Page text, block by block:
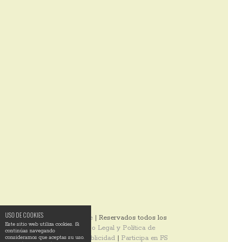
USO DE COOKIES
Este sitio web utiliza cookies. Si
continúas navegando
consideramos que aceptas su uso.
© 2014 Ixotype | Reservados todos los
derechos |Aviso Legal y Política de
Privacidad|Publicidad | Participa en FS